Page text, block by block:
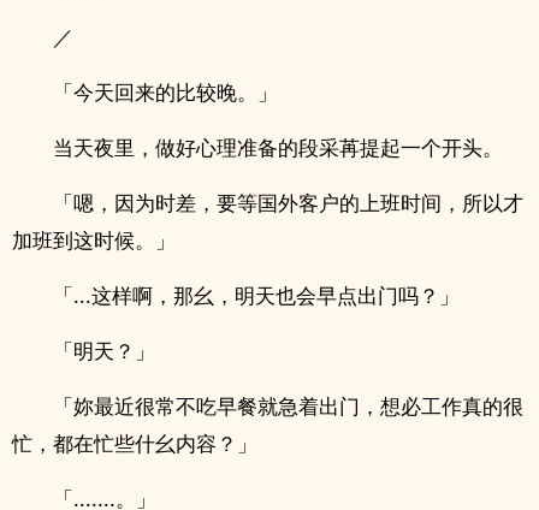
／
「今天回来的比较晚。」
当天夜里，做好心理准备的段采苒提起一个开头。
「嗯，因为时差，要等国外客户的上班时间，所以才
加班到这时候。」
「...这样啊，那幺，明天也会早点出门吗？」
「明天？」
「妳最近很常不吃早餐就急着出门，想必工作真的很
忙，都在忙些什幺内容？」
「.......。」